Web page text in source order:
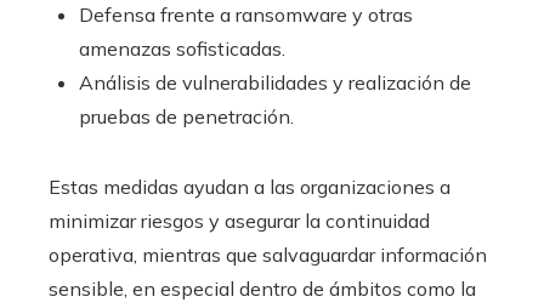
Defensa frente a ransomware y otras
amenazas sofisticadas.
Análisis de vulnerabilidades y realización de
pruebas de penetración.
Estas medidas ayudan a las organizaciones a
minimizar riesgos y asegurar la continuidad
operativa, mientras que salvaguardar información
sensible, en especial dentro de ámbitos como la